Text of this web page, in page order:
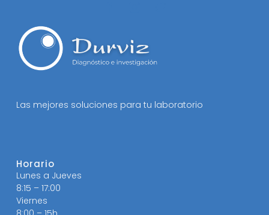
Las mejores soluciones para tu laboratorio
Horario
Lunes a Jueves
8:15 – 17:00
Viernes